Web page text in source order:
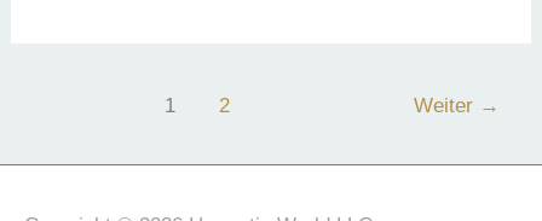
1 2 Weiter →